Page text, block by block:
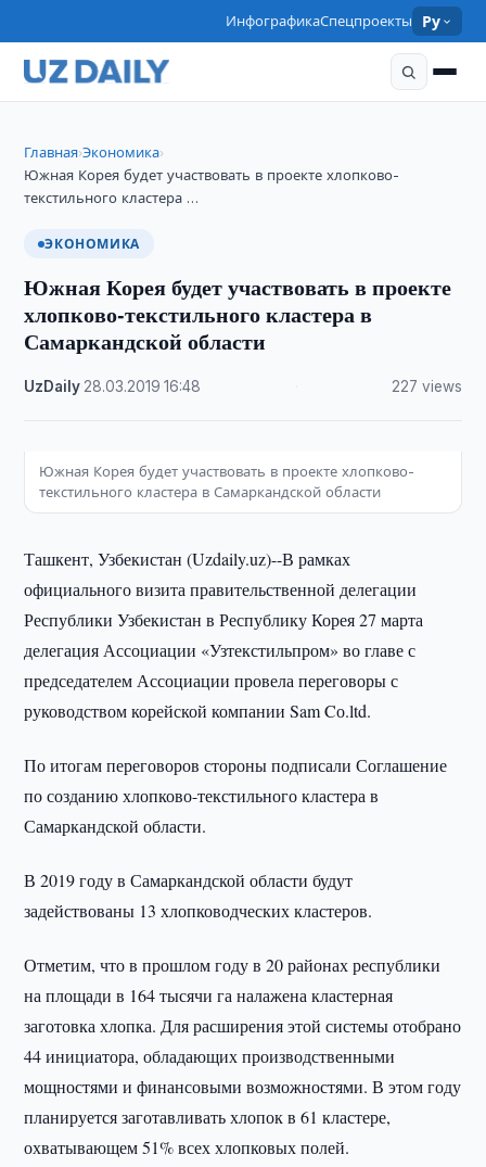
ИнфографикаСпецпроекты Ру
Главная›Экономика›
Южная Корея будет участвовать в проекте хлопково-
текстильного кластера …
ЭКОНОМИКА
Южная Корея будет участвовать в проекте
хлопково-текстильного кластера в
Самаркандской области
UzDaily 28.03.2019 ·16:48 227 views
Южная Корея будет участвовать в проекте хлопково-
текстильного кластера в Самаркандской области
Ташкент, Узбекистан (Uzdaily.uz)--В рамках
официального визита правительственной делегации
Республики Узбекистан в Республику Корея 27 марта
делегация Ассоциации «Узтекстильпром» во главе с
председателем Ассоциации провела переговоры с
руководством корейской компании Sam Cо.ltd.
По итогам переговоров стороны подписали Соглашение
по созданию хлопково-текстильного кластера в
Самаркандской области.
В 2019 году в Самаркандской области будут
задействованы 13 хлопководческих кластеров.
Отметим, что в прошлом году в 20 районах республики
на площади в 164 тысячи га налажена кластерная
заготовка хлопка. Для расширения этой системы отобрано
44 инициатора, обладающих производственными
мощностями и финансовыми возможностями. В этом году
планируется заготавливать хлопок в 61 кластере,
охватывающем 51% всех хлопковых полей.